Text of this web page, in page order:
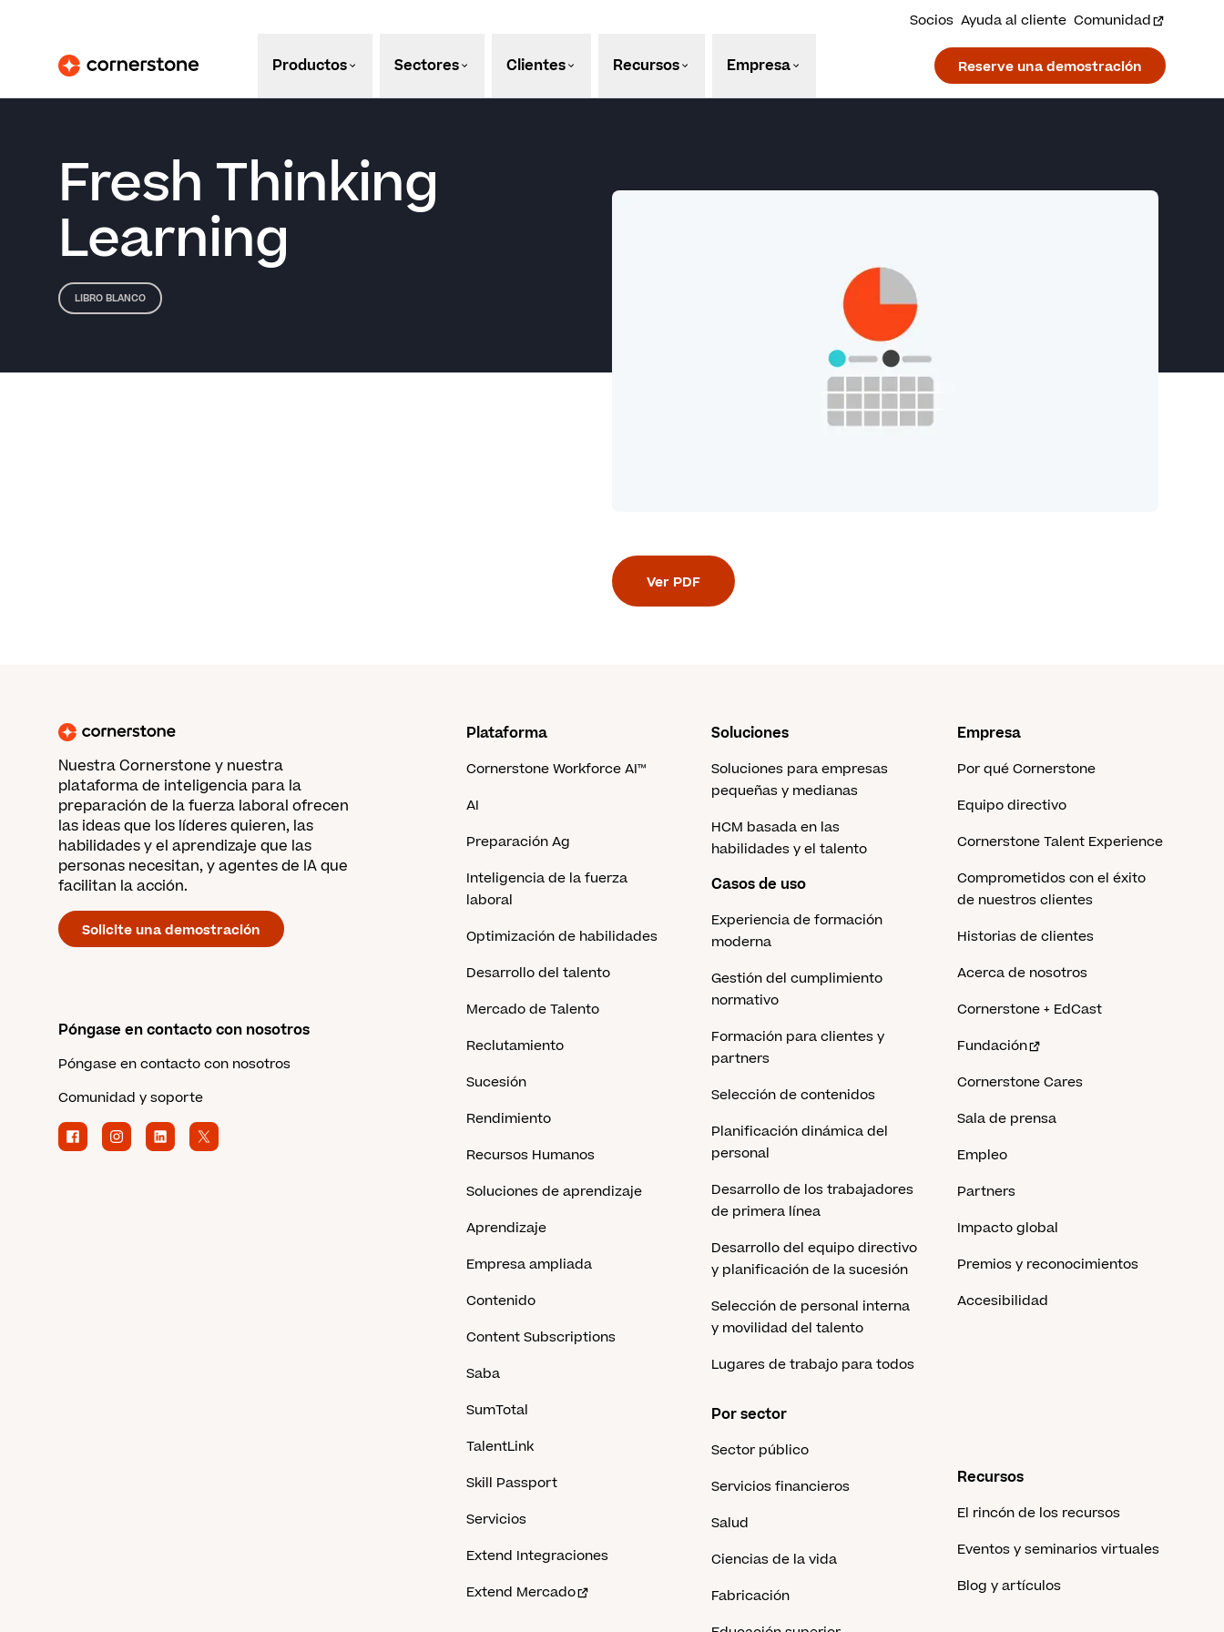
Socios Ayuda al cliente Comunidad
Productos Sectores Clientes Recursos Empresa Reserve una demostración
Fresh Thinking
Learning
LIBRO BLANCO
Ver PDF
Nuestra Cornerstone y nuestra
plataforma de inteligencia para la
preparación de la fuerza laboral ofrecen
las ideas que los líderes quieren, las
habilidades y el aprendizaje que las
personas necesitan, y agentes de IA que
facilitan la acción.
Solicite una demostración
Póngase en contacto con nosotros
Póngase en contacto con nosotros
Comunidad y soporte
Plataforma
Cornerstone Workforce AI™
AI
Preparación Ag
Inteligencia de la fuerza
laboral
Optimización de habilidades
Desarrollo del talento
Mercado de Talento
Reclutamiento
Sucesión
Rendimiento
Recursos Humanos
Soluciones de aprendizaje
Aprendizaje
Empresa ampliada
Contenido
Content Subscriptions
Saba
SumTotal
TalentLink
Skill Passport
Servicios
Extend Integraciones
Extend Mercado
Soluciones
Soluciones para empresas
pequeñas y medianas
HCM basada en las
habilidades y el talento
Casos de uso
Experiencia de formación
moderna
Gestión del cumplimiento
normativo
Formación para clientes y
partners
Selección de contenidos
Planificación dinámica del
personal
Desarrollo de los trabajadores
de primera línea
Desarrollo del equipo directivo
y planificación de la sucesión
Selección de personal interna
y movilidad del talento
Lugares de trabajo para todos
Por sector
Sector público
Servicios financieros
Salud
Ciencias de la vida
Fabricación
Empresa
Por qué Cornerstone
Equipo directivo
Cornerstone Talent Experience
Comprometidos con el éxito
de nuestros clientes
Historias de clientes
Acerca de nosotros
Cornerstone + EdCast
Fundación
Cornerstone Cares
Sala de prensa
Empleo
Partners
Impacto global
Premios y reconocimientos
Accesibilidad
Recursos
El rincón de los recursos
Eventos y seminarios virtuales
Blog y artículos